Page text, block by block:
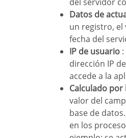
Datos de
un registro, el
fecha del
IP de usuario
dirección IP
accede a la
Calculado
valor del
base de
en los